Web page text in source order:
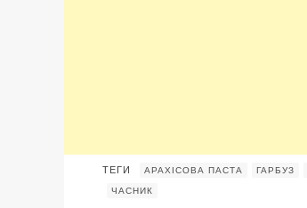
ТЕГИ АРАХІСОВА ПАСТА ГАРБУЗ
ЧАСНИК